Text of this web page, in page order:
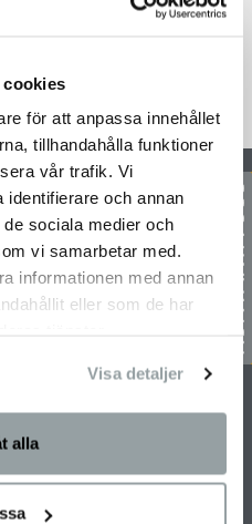
cookies
för att anpassa innehållet
tillhandahålla funktioner
vår trafik. Vi
identifierare och annan
sociala medier och
vi samarbetar med.
informationen med annan
eller som de har
Visa detaljer
alla